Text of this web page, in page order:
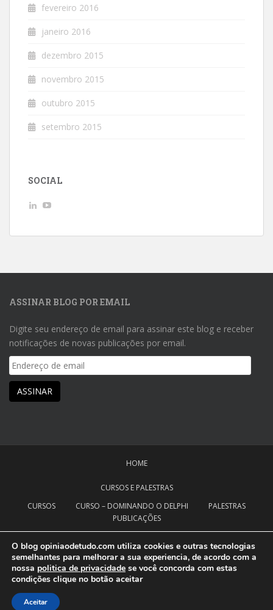
fevereiro 2016
janeiro 2016
dezembro 2015
novembro 2015
outubro 2015
setembro 2015
SOCIAL
Ver
AndreLuizGoncalvesdeMacedo
UCwpSFhHjbxJeKkuvp0uJd7Q
ASSINAR BLOG POR EMAIL
Digite seu endereço de email para assinar este blog e receber
notificações de novas publicações por email.
Endereço
de
email
ASSINAR
HOME
CURSOS E PALESTRAS
CURSOS
CURSO – DOMINANDO O DELPHI
PALESTRAS
PUBLICAÇÕES
VIDEOS ETEC UNIFAFIBE VIDEO AULAS SOBRE
GRUPO TELEGRAM
O blog opiniaodetudo.com utiliza cookies e outras tecnologias
semelhantes para melhorar a sua experiencia, de acordo com a
nossa politica de privacidade se você concorda com estas
condições clique no botão aceitar
Aceitar